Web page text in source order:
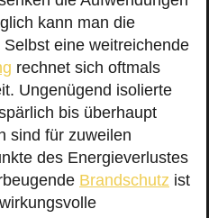
kann man die
eine weitreichende
rechnet sich oftmals
Ungenügend isolierte
bis überhaupt
sind für zuweilen
des Energieverlustes
Brandschutz ist